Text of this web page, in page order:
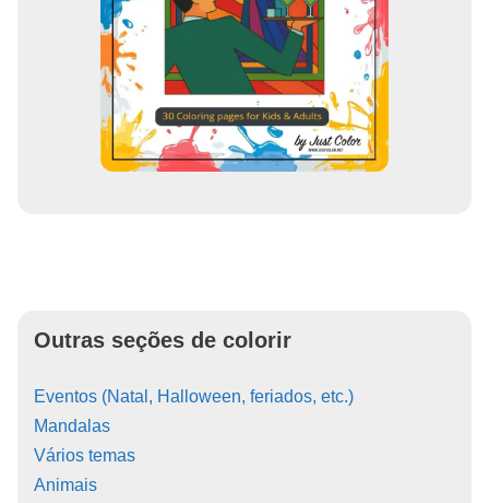
Outras seções de colorir
Eventos (Natal, Halloween, feriados, etc.)
Mandalas
Vários temas
Animais